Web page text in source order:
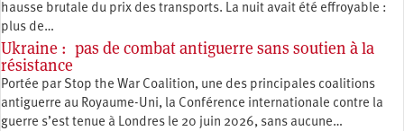
hausse brutale du prix des transports. La nuit avait été effroyable :
plus de…
Ukraine : pas de combat antiguerre sans soutien à la
résistance
Portée par Stop the War Coalition, une des principales coalitions
antiguerre au Royaume-Uni, la Conférence internationale contre la
guerre s’est tenue à Londres le 20 juin 2026, sans aucune…